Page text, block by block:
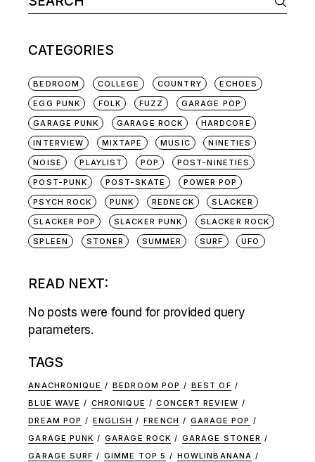
NAVIGATION
for:
CATEGORIES
BEDROOM COLLEGE COUNTRY
ECHOES
EGG PUNK
FOLK FUZZ
GARAGE POP
GARAGE PUNK
GARAGE ROCK
HARDCORE
INTERVIEW
MIXTAPE MUSIC
NINETIES
NOISE
PLAYLIST POP
POST-NINETIES
POST-PUNK
POST-SKATE
POWER POP
PSYCH ROCK
PUNK REDNECK
SLACKER
SLACKER POP
SLACKER PUNK
SLACKER ROCK
SPLEEN
STONER SUMMER SURF UFO
READ NEXT:
No posts were found for provided query
parameters.
TAGS
ANACHRONIQUE BEDROOM POP
BEST OF
BLUE WAVE
CHRONIQUE
CONCERT REVIEW
DREAM POP
ENGLISH FRENCH
GARAGE POP
GARAGE PUNK
GARAGE ROCK
GARAGE STONER
GARAGE SURF
GIMME TOP 5
HOWLINBANANA